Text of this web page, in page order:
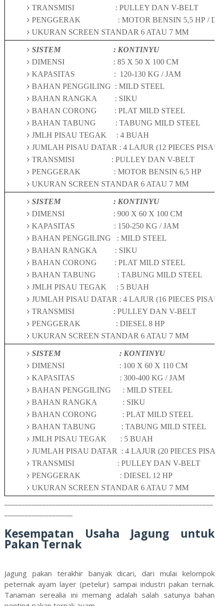
TRANSMISI
: PULLEY DAN V-BELT
PENGGERAK
: MOTOR BENSIN 5,5 HP/
UKURAN SCREEN STANDAR 6 ATAU 7 MM
SISTEM
: KONTINYU
DIMENSI
: 85X 50 X 100 CM
KAPASITAS
: 120-130 KG / JAM
BAHAN PENGGILING : MILD STEEL
BAHAN RANGKA
: SIKU
BAHAN CORONG
: PLAT MILD STEEL
BAHAN TABUNG
: TABUNG MILD STEEL
JMLH PISAU TEGAK
: 4 BUAH
JUMLAH PISAU DATAR : 4 LAJUR (12 PIECES
TRANSMISI
: PULLEY DAN V-BELT
PENGGERAK
: MOTOR BENSIN 6,5 HP
UKURAN SCREEN STANDAR 6 ATAU 7 MM
SISTEM
: KONTINYU
DIMENSI
: 900 X 60 X 100 CM
KAPASITAS
: 150-250 KG / JAM
BAHAN PENGGILING
: MILD STEEL
BAHAN RANGKA
: SIKU
BAHAN CORONG
: PLAT MILD STEEL
BAHAN TABUNG
: TABUNG MILD STEEL
JMLH PISAU TEGAK
: 5 BUAH
JUMLAH PISAU DATAR : 4 LAJUR (16 PIECES
TRANSMISI
: PULLEY DAN V-BELT
PENGGERAK
: DIESEL 8 HP
UKURAN SCREEN STANDAR 6 ATAU 7 MM
SISTEM
: KONTINYU
DIMENSI
: 100 X 60 X 110 CM
KAPASITAS
: 300-400 KG / JAM
BAHAN PENGGILING
: MILD STEEL
BAHAN RANGKA
: SIKU
BAHAN CORONG
: PLAT MILD STEEL
BAHAN TABUNG
: TABUNG MILD STEEL
JMLH PISAU TEGAK
: 5 BUAH
JUMLAH PISAU DATAR : 4 LAJUR (20 PIECES
TRANSMISI
: PULLEY DAN V-BELT
PENGGERAK
: DIESEL 12 HP
UKURAN SCREEN STANDAR 6 ATAU 7 MM
Kesempatan Usaha Jagung untuk
Pakan Ternak
Jagung pakan terakhir banyak dicari, dari mulai kelompok
peternak ayam layer (petelur) sampai industri pakan ternak.
Tanaman serealia ini memang adalah salah satunya bahan